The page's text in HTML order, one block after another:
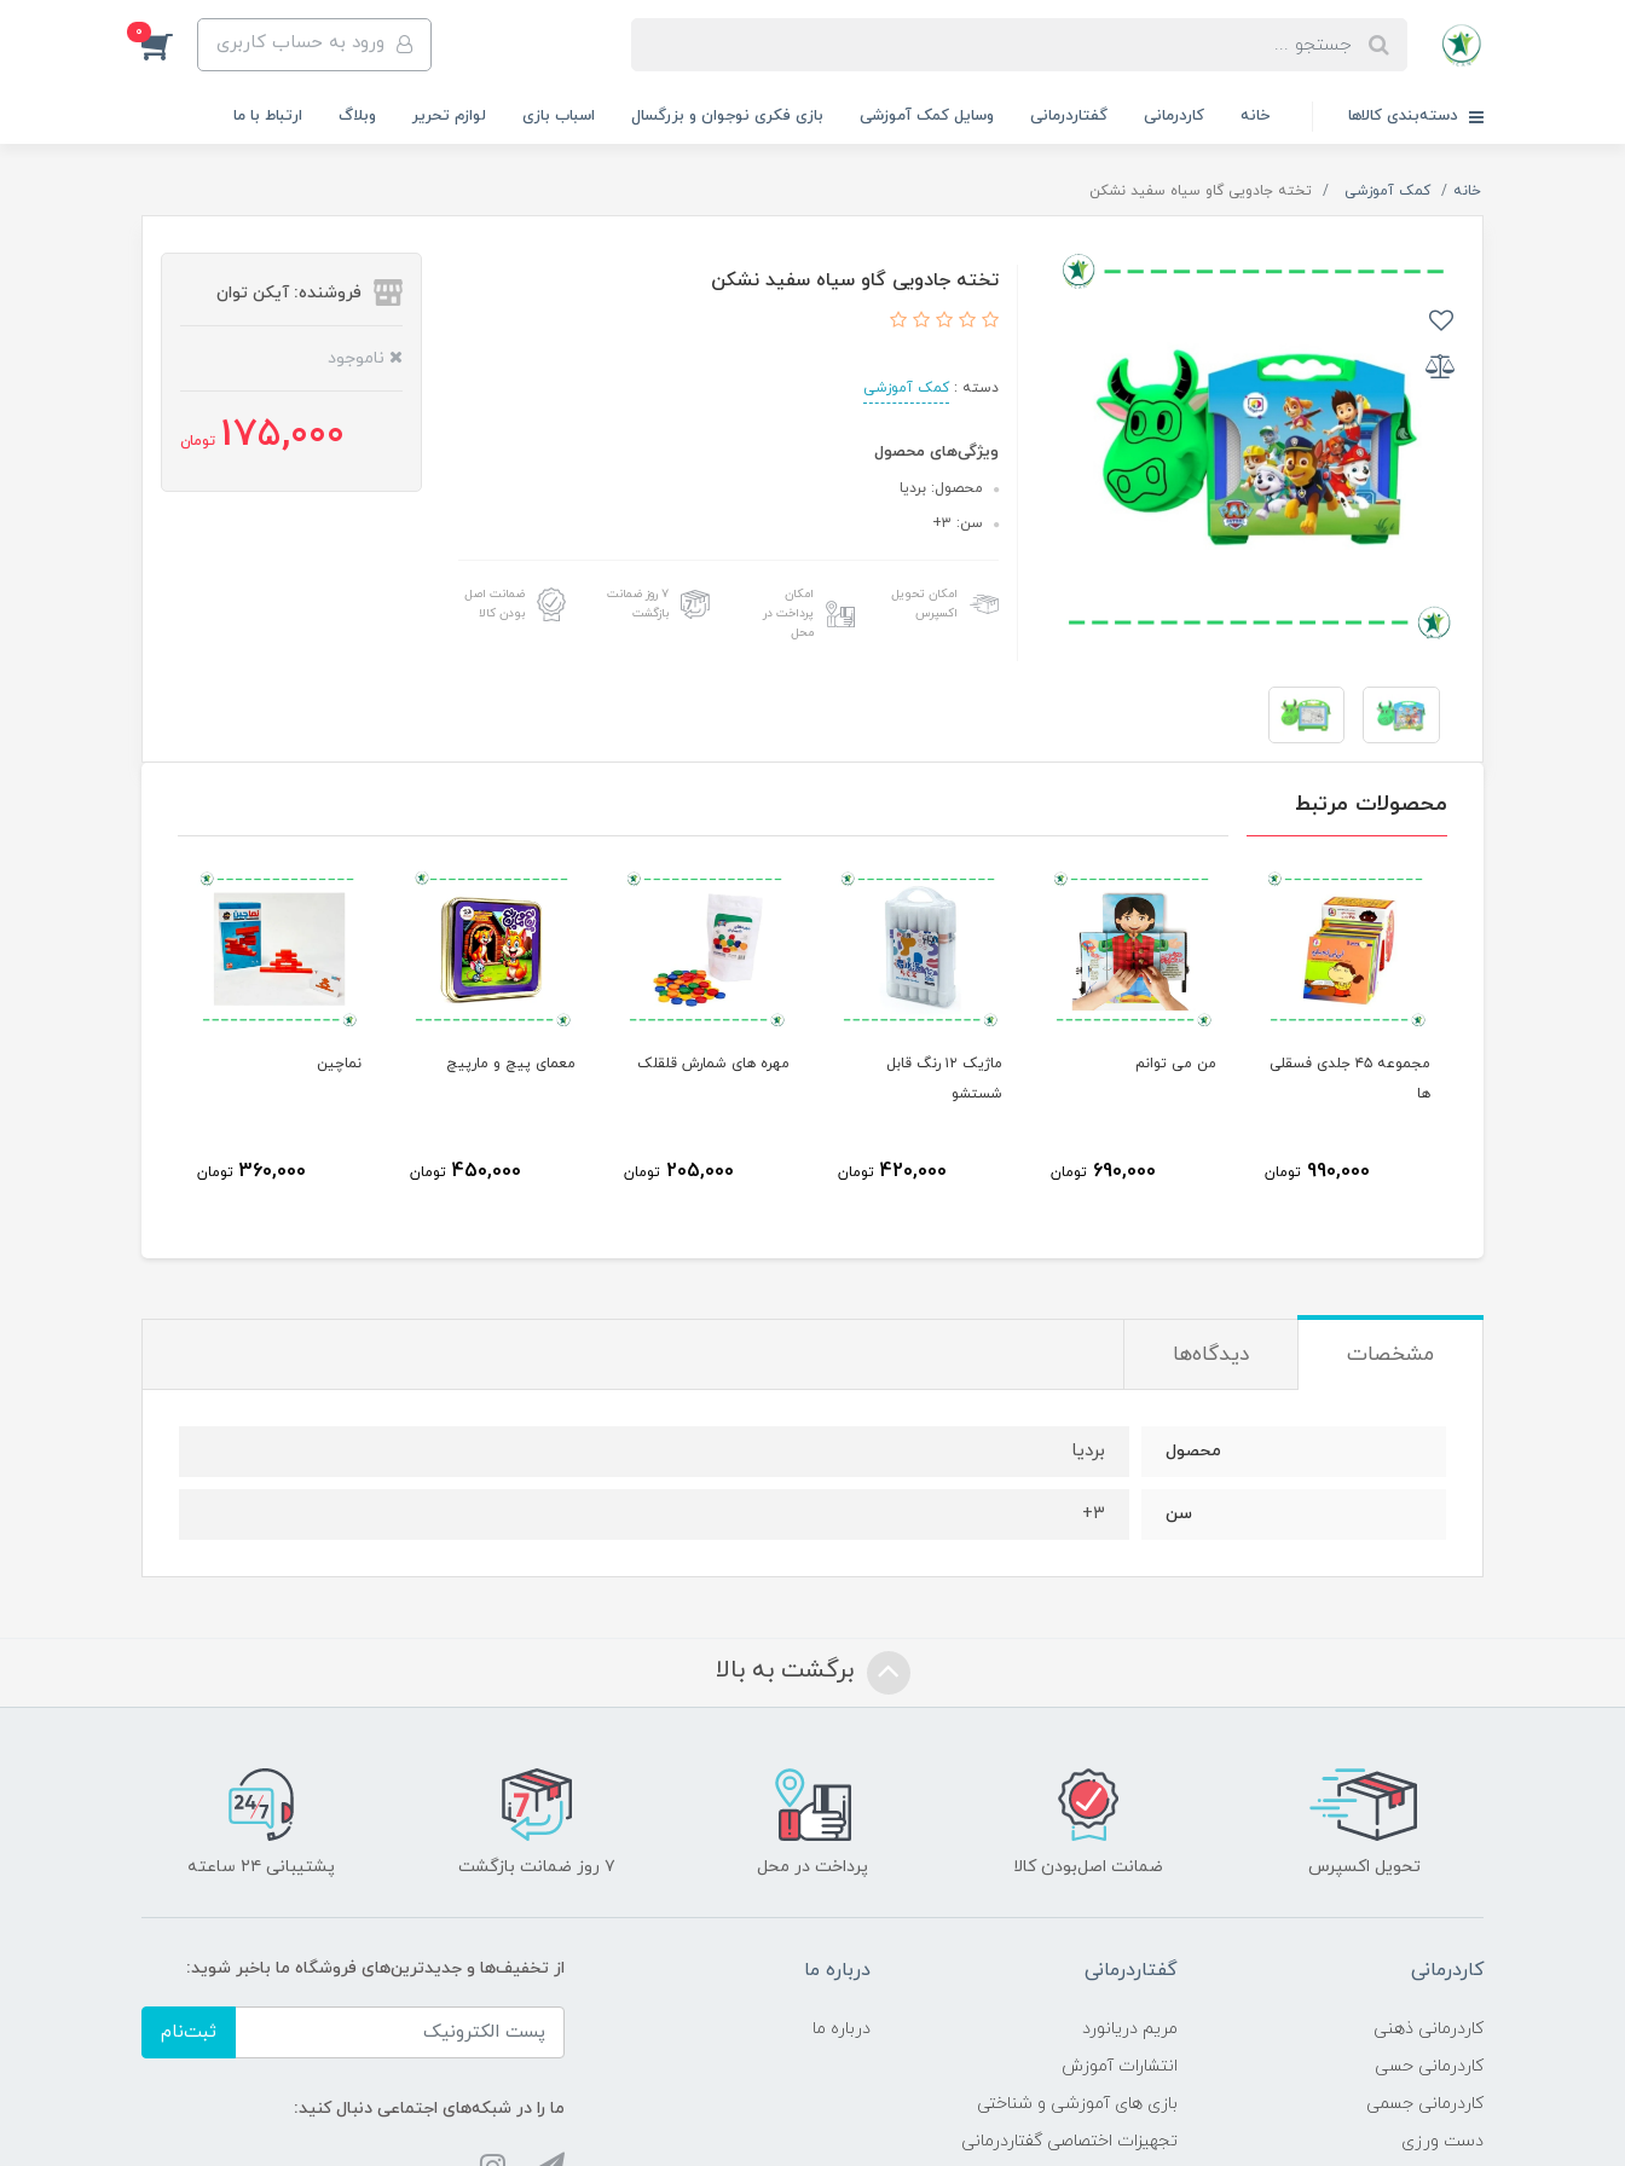
ورود به حساب کاربری 0
دسته‌بندی کالاها خانه کاردرمانی گفتاردرمانی وسایل کمک آموزشی بازی فکری نوجوان و بزرگسال اسباب بازی لوازم تحریر وبلاگ ارتباط با ما
خانه کمک آموزشی تخته جادویی گاو سیاه سفید نشکن
تخته جادویی گاو سیاه سفید نشکن
دسته :کمک آموزشی
ویژگی‌های محصول
محصول: بردیا
سن: ۳+
امکان تحویل
اکسپرس
امکان
پرداخت در
محل
۷ روز ضمانت
بازگشت
ضمانت اصل
بودن کالا
فروشنده: آیکن توان
ناموجود
175,000 تومان
محصولات مرتبط
مجموعه ۴۵ جلدی فسقلی
ها
990,000 تومان
من می توانم
690,000 تومان
ماژیک ۱۲ رنگ قابل
شستشو
420,000 تومان
مهره های شمارش قلقلک
205,000 تومان
معمای پیچ و مارپیچ
450,000 تومان
نماچین
360,000 تومان
مشخصات دیدگاه‌ها
محصول بردیا
سن ۳+
برگشت به بالا
تحویل اکسپرس ضمانت اصل‌بودن کالا پرداخت در محل ۷ روز ضمانت بازگشت پشتیبانی ۲۴ ساعته
کاردرمانی
کاردرمانی ذهنی
کاردرمانی حسی
کاردرمانی جسمی
دست ورزی
گفتاردرمانی
مریم دریانورد
انتشارات آموزش
بازی های آموزشی و شناختی
تجهیزات اختصاصی گفتاردرمانی
درباره ما
درباره ما
از تخفیف‌ها و جدیدترین‌های فروشگاه ما باخبر شوید:
ثبت‌نام
ما را در شبکه‌های اجتماعی دنبال کنید: